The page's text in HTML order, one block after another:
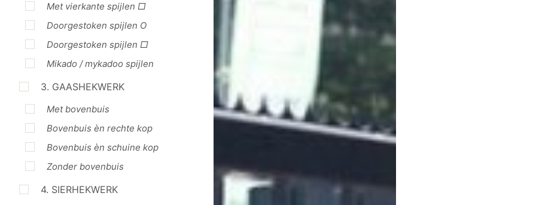
Met vierkante spijlen □
Doorgestoken spijlen O
Doorgestoken spijlen □
Mikado / mykadoo spijlen
3. GAASHEKWERK
Met bovenbuis
Bovenbuis èn rechte kop
Bovenbuis èn schuine kop
Zonder bovenbuis
4. SIERHEKWERK